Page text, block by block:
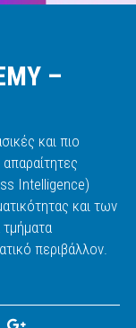
–
και πιο
Intelligence)
και των
περιβάλλον.